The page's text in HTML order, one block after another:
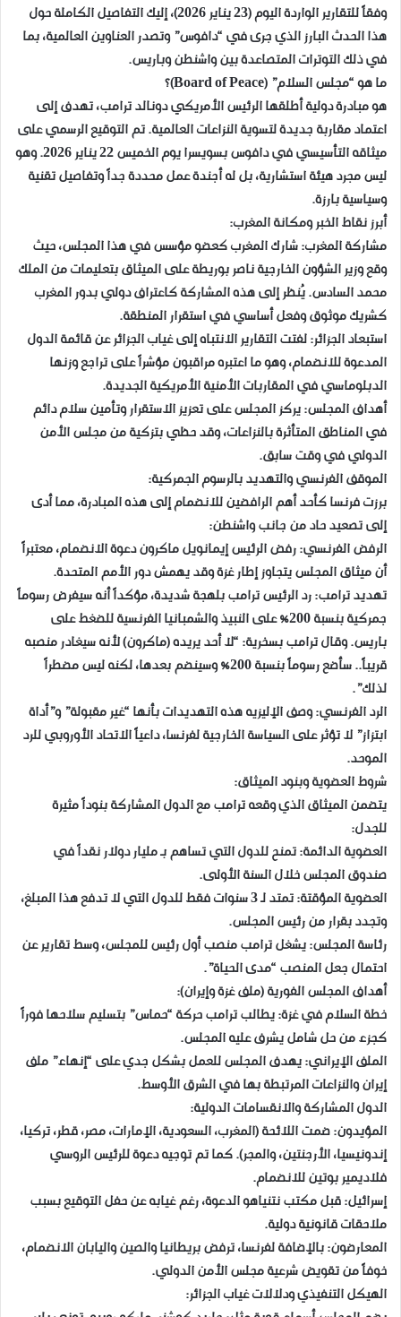
وفقاً للتقارير الواردة اليوم (23 يناير 2026)، إليك التفاصيل الكاملة حول
هذا الحدث البارز الذي جرى في “دافوس” وتصدر العناوين العالمية، بما
في ذلك التوترات المتصاعدة بين واشنطن وباريس.
​ما هو “مجلس السلام” (Board of Peace)؟
​هو مبادرة دولية أطلقها الرئيس الأمريكي دونالد ترامب، تهدف إلى
اعتماد مقاربة جديدة لتسوية النزاعات العالمية. تم التوقيع الرسمي على
ميثاقه التأسيسي في دافوس بسويسرا يوم الخميس 22 يناير 2026. وهو
ليس مجرد هيئة استشارية، بل له أجندة عمل محددة جداً وتفاصيل تقنية
وسياسية بارزة.
​أبرز نقاط الخبر ومكانة المغرب:
​مشاركة المغرب: شارك المغرب كعضو مؤسس في هذا المجلس، حيث
وقع وزير الشؤون الخارجية ناصر بوريطة على الميثاق بتعليمات من الملك
محمد السادس. يُنظر إلى هذه المشاركة كاعتراف دولي بدور المغرب
كشريك موثوق وفعل أساسي في استقرار المنطقة.
​استبعاد الجزائر: لفتت التقارير الانتباه إلى غياب الجزائر عن قائمة الدول
المدعوة للانضمام، وهو ما اعتبره مراقبون مؤشراً على تراجع وزنها
الدبلوماسي في المقاربات الأمنية الأمريكية الجديدة.
​أهداف المجلس: يركز المجلس على تعزيز الاستقرار وتأمين سلام دائم
في المناطق المتأثرة بالنزاعات، وقد حظي بتزكية من مجلس الأمن
الدولي في وقت سابق.
​الموقف الفرنسي والتهديد بالرسوم الجمركية:
​برزت فرنسا كأحد أهم الرافضين للانضمام إلى هذه المبادرة، مما أدى
إلى تصعيد حاد من جانب واشنطن:
​الرفض الفرنسي: رفض الرئيس إيمانويل ماكرون دعوة الانضمام، معتبراً
أن ميثاق المجلس يتجاوز إطار غزة وقد يهمش دور الأمم المتحدة.
​تهديد ترامب: رد الرئيس ترامب بلهجة شديدة، مؤكداً أنه سيفرض رسوماً
جمركية بنسبة 200% على النبيذ والشمبانيا الفرنسية للضغط على
باريس. وقال ترامب بسخرية: “لا أحد يريده (ماكرون) لأنه سيغادر منصبه
قريباً.. سأضع رسوماً بنسبة 200% وسينضم بعدها، لكنه ليس مضطراً
لذلك”.
​الرد الفرنسي: وصف الإليزيه هذه التهديدات بأنها “غير مقبولة” و”أداة
ابتزاز” لا تؤثر على السياسة الخارجية لفرنسا، داعياً الاتحاد الأوروبي للرد
الموحد.
​شروط العضوية وبنود الميثاق:
​يتضمن الميثاق الذي وقعه ترامب مع الدول المشاركة بنوداً مثيرة
للجدل:
​العضوية الدائمة: تمنح للدول التي تساهم بـ مليار دولار نقداً في
صندوق المجلس خلال السنة الأولى.
​العضوية المؤقتة: تمتد لـ 3 سنوات فقط للدول التي لا تدفع هذا المبلغ،
وتجدد بقرار من رئيس المجلس.
​رئاسة المجلس: يشغل ترامب منصب أول رئيس للمجلس، وسط تقارير عن
احتمال جعل المنصب “مدى الحياة”.
​أهداف المجلس الفورية (ملف غزة وإيران):
​خطة السلام في غزة: يطالب ترامب حركة “حماس” بتسليم سلاحها فوراً
كجزء من حل شامل يشرف عليه المجلس.
​الملف الإيراني: يهدف المجلس للعمل بشكل جدي على “إنهاء” ملف
إيران والنزاعات المرتبطة بها في الشرق الأوسط.
​الدول المشاركة والانقسامات الدولية:
​المؤيدون: ضمت اللائحة (المغرب، السعودية، الإمارات، مصر، قطر، تركيا،
إندونيسيا، الأرجنتين، والمجر). كما تم توجيه دعوة للرئيس الروسي
فلاديمير بوتين للانضمام.
​إسرائيل: قبل مكتب نتنياهو الدعوة، رغم غيابه عن حفل التوقيع بسبب
ملاحقات قانونية دولية.
​المعارضون: بالإضافة لفرنسا، ترفض بريطانيا والصين واليابان الانضمام،
خوفاً من تقويض شرعية مجلس الأمن الدولي.
​الهيكل التنفيذي ودلالات غياب الجزائر: